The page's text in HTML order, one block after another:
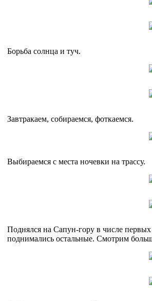
Борьба солнца и туч.
Завтракаем, собираемся, фоткаемся.
Выбираемся с места ночевки на трассу.
Поднялся на Сапун-гору в числе
поднимались остальные. Смотрим